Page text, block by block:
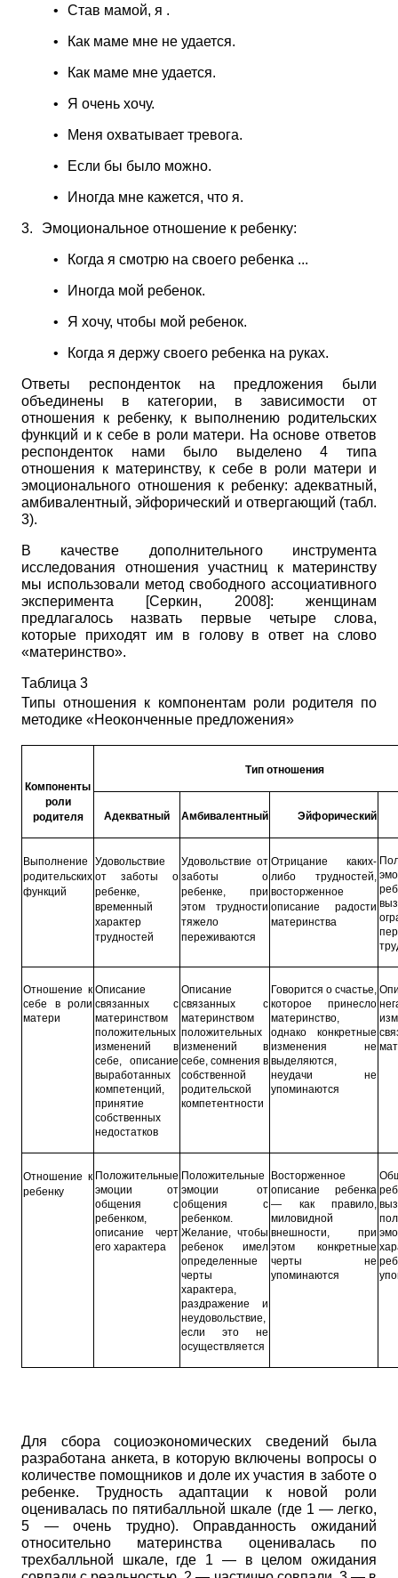
• Став мамой, я .
• Как маме мне не удается.
• Как маме мне удается.
• Я очень хочу.
• Меня охватывает тревога.
• Если бы было можно.
• Иногда мне кажется, что я.
3. Эмоциональное отношение к ребенку:
• Когда я смотрю на своего ребенка ...
• Иногда мой ребенок.
• Я хочу, чтобы мой ребенок.
• Когда я держу своего ребенка на руках.
Ответы респонденток на предложения были
объединены в категории, в зависимости от
отношения к ребенку, к выполнению родительских
функций и к себе в роли матери. На основе ответов
респонденток нами было выделено 4 типа
отношения к материнству, к себе в роли матери и
эмоционального отношения к ребенку: адекватный,
амбивалентный, эйфорический и отвергающий (табл.
3).
В качестве дополнительного инструмента
исследования отношения участниц к материнству
мы использовали метод свободного ассоциативного
эксперимента [Серкин, 2008]: женщинам
предлагалось назвать первые четыре слова,
которые приходят им в голову в ответ на слово
«материнство».
Таблица 3
Типы отношения к компонентам роли родителя по
методике «Неоконченные предложения»
Компоненты
роли
родителя
Тип отношения
Адекватный Амбивалентный Эйфорический
Выполнение
родительских
функций
Удовольствие
от заботы о
ребенке,
временный
характер
трудностей
Удовольствие от
заботы о
ребенке, при
этом трудности
тяжело
переживаются
Отрицание каких-
либо трудностей,
восторженное
описание радости
материнства
Отношение к
себе в роли
матери
Описание
связанных с
материнством
положительных
изменений в
себе, описание
выработанных
компетенций,
принятие
собственных
недостатков
Описание
связанных с
материнством
положительных
изменений в
себе, сомнения в
собственной
родительской
компетентности
Говорится о счастье,
которое принесло
материнство,
однако конкретные
изменения не
выделяются,
неудачи не
упоминаются
Отношение к
ребенку
Положительные
эмоции от
общения с
ребенком,
описание черт
его характера
Положительные
эмоции от
общения с
ребенком.
Желание, чтобы
ребенок имел
определенные
черты
характера,
раздражение и
неудовольствие,
если это не
осуществляется
Восторженное
описание ребенка
— как правило,
миловидной
внешности, при
этом конкретные
черты не
упоминаются
Для сбора социоэкономических сведений была
разработана анкета, в которую включены вопросы о
количестве помощников и доле их участия в заботе о
ребенке. Трудность адаптации к новой роли
оценивалась по пятибалльной шкале (где 1 — легко,
5 — очень трудно). Оправданность ожиданий
относительно материнства оценивалась по
трехбалльной шкале, где 1 — в целом ожидания